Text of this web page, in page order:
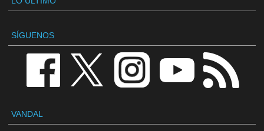
SÍGUENOS
VANDAL